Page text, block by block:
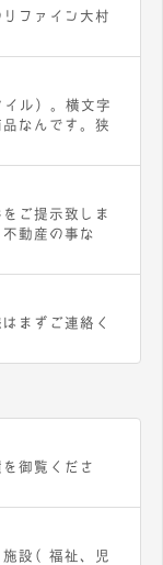
ファイン大村
ル）。横文字
なんです。狭
ご提示致しま
動産の事な
まずご連絡く
御覧くださ
設（福祉、児